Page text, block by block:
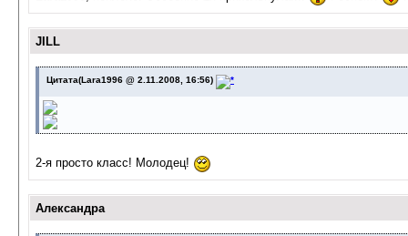
JILL
Цитата(Lara1996 @ 2.11.2008, 16:56)
2-я просто класс! Молодец!
Александра